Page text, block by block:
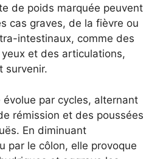
de poids marquée peuvent
cas graves, de la fièvre ou
intestinaux, comme des
et des articulations,
survenir.
par cycles, alternant
rémission et des poussées
En diminuant
par le côlon, elle provoque